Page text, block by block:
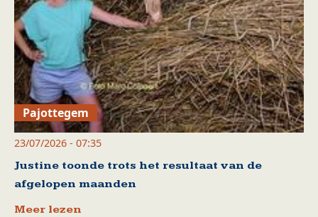
Pajottegem
23/07/2026 - 07:35
Justine toonde trots het resultaat van de
afgelopen maanden
Meer lezen